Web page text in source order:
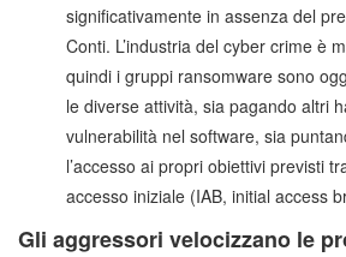
significativamente in assenza del
Conti. L’industria del cyber crime è
quindi i gruppi ransomware sono
le diverse attività, sia pagando altri
vulnerabilità nel software, sia
l’accesso ai propri obiettivi previsti
accesso iniziale (IAB, initial access
Gli aggressori velocizzano le